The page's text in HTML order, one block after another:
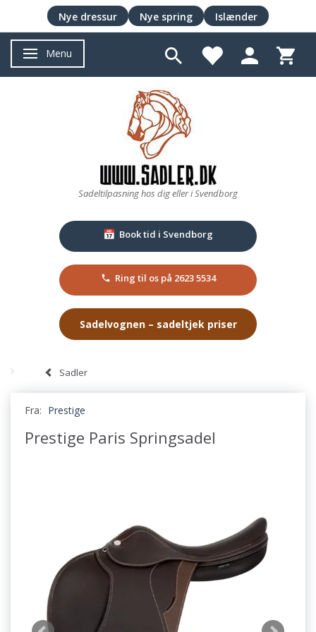
Skifte navigation
Menu
Sadeltilpasning hos dig eller i Svendborg
📅 Book tid i Svendborg
Ring til os på 2623 5534
Sadelvognen – sadeltjek priser
Sadler
Fra: Prestige
Prestige Paris Springsadel
Nye dressur Nye spring Islænder